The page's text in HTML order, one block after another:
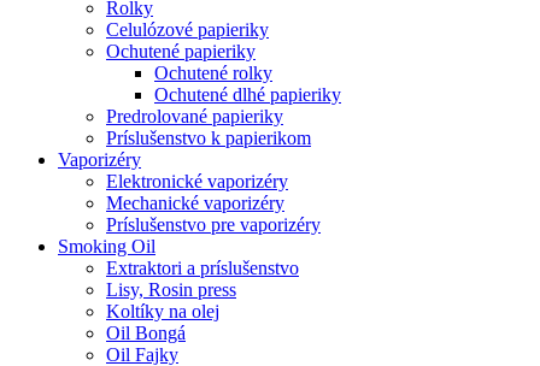
Rolky
Celulózové papieriky
Ochutené papieriky
Ochutené rolky
Ochutené dlhé papieriky
Predrolované papieriky
Príslušenstvo k papierikom
Vaporizéry
Elektronické vaporizéry
Mechanické vaporizéry
Príslušenstvo pre vaporizéry
Smoking Oil
Extraktori a príslušenstvo
Lisy, Rosin press
Koltíky na olej
Oil Bongá
Oil Fajky